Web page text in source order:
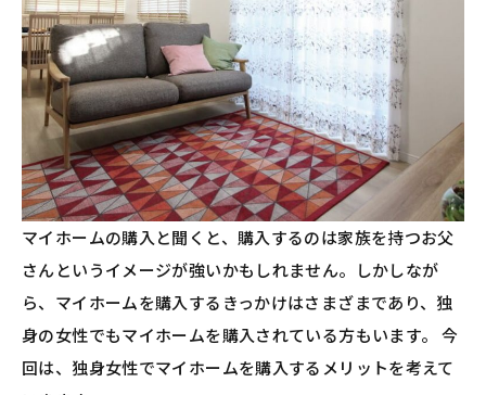
マイホームの購入と聞くと、購入するのは家族を持つお父
さんというイメージが強いかもしれません。しかしなが
ら、マイホームを購入するきっかけはさまざまであり、独
身の女性でもマイホームを購入されている方もいます。 今
回は、独身女性でマイホームを購入するメリットを考えて